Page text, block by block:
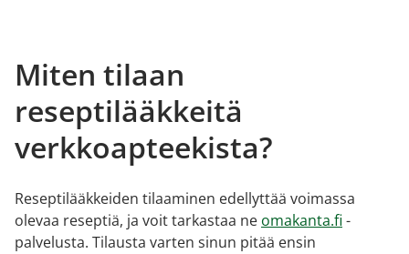
Miten tilaan
reseptilääkkeitä
verkkoapteekista?
Reseptilääkkeiden tilaaminen edellyttää voimassa
olevaa reseptiä, ja voit tarkastaa ne omakanta.fi -
palvelusta. Tilausta varten sinun pitää ensin